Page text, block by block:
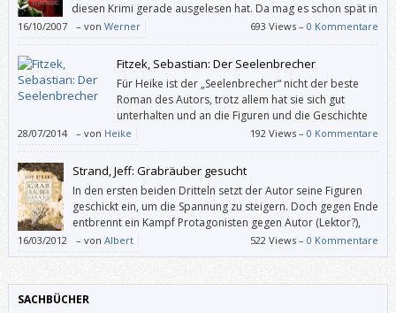
diesen Krimi gerade ausgelesen hat. Da mag es schon spät in
der Nacht sein und dennoch würde man jetzt gerne
weiterschmökern, zumindest anfangen … – Aber wo bekäme man nach
Mitternacht “Wiener Blut” her, den zweiten Teil?
16/10/2007 – von Werner 693 Views –0 Kommentare
Fitzek, Sebastian: Der Seelenbrecher
Für Heike ist der „Seelenbrecher“ nicht der beste
Roman des Autors, trotz allem hat sie sich gut
unterhalten und an die Figuren und die Geschichte
gefesselt gefühlt. – Fazit: Ein guter Thriller für
zwischendurch.
28/07/2014 – von Heike 192 Views –0 Kommentare
Strand, Jeff: Grabräuber gesucht
In den ersten beiden Dritteln setzt der Autor seine Figuren
geschickt ein, um die Spannung zu steigern. Doch gegen Ende
entbrennt ein Kampf Protagonisten gegen Autor (Lektor?),
den alle verlieren.
16/03/2012 – von Albert 522 Views –0 Kommentare
SACHBÜCHER